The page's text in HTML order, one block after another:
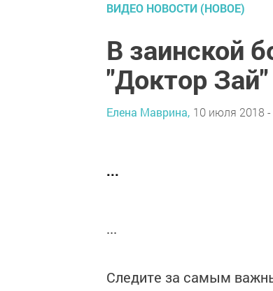
ВИДЕО НОВОСТИ (НОВОЕ)
В заинской
"Доктор Зай"
Елена Маврина, 10 июля 2018 -
...
...
Следите за самым